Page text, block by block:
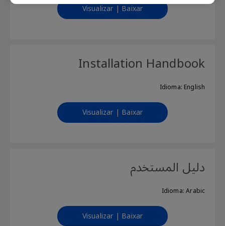
Visualizar | Baixar
Installation Handbook
Idioma: English
Visualizar | Baixar
دليل المستخدم
Idioma: Arabic
Visualizar | Baixar